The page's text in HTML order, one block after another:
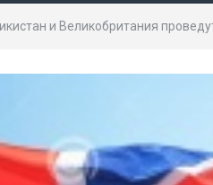
и Великобритания